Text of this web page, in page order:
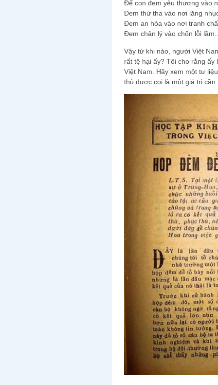
Ðể con đem yêu thương vào
Ðem thứ tha vào nơi lăng
Ðem an hòa vào nơi tranh
Ðem chân lý vào chốn lỗi
Vậy từ khi nào, người Việt
rất tệ hại ấy? Tôi cho rằng
Việt Nam. Hãy xem một tư
thù được coi là một giá trị